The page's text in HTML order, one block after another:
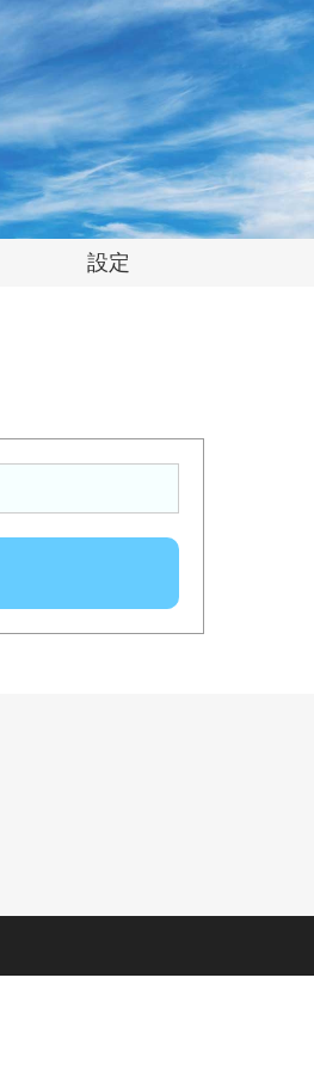
設定